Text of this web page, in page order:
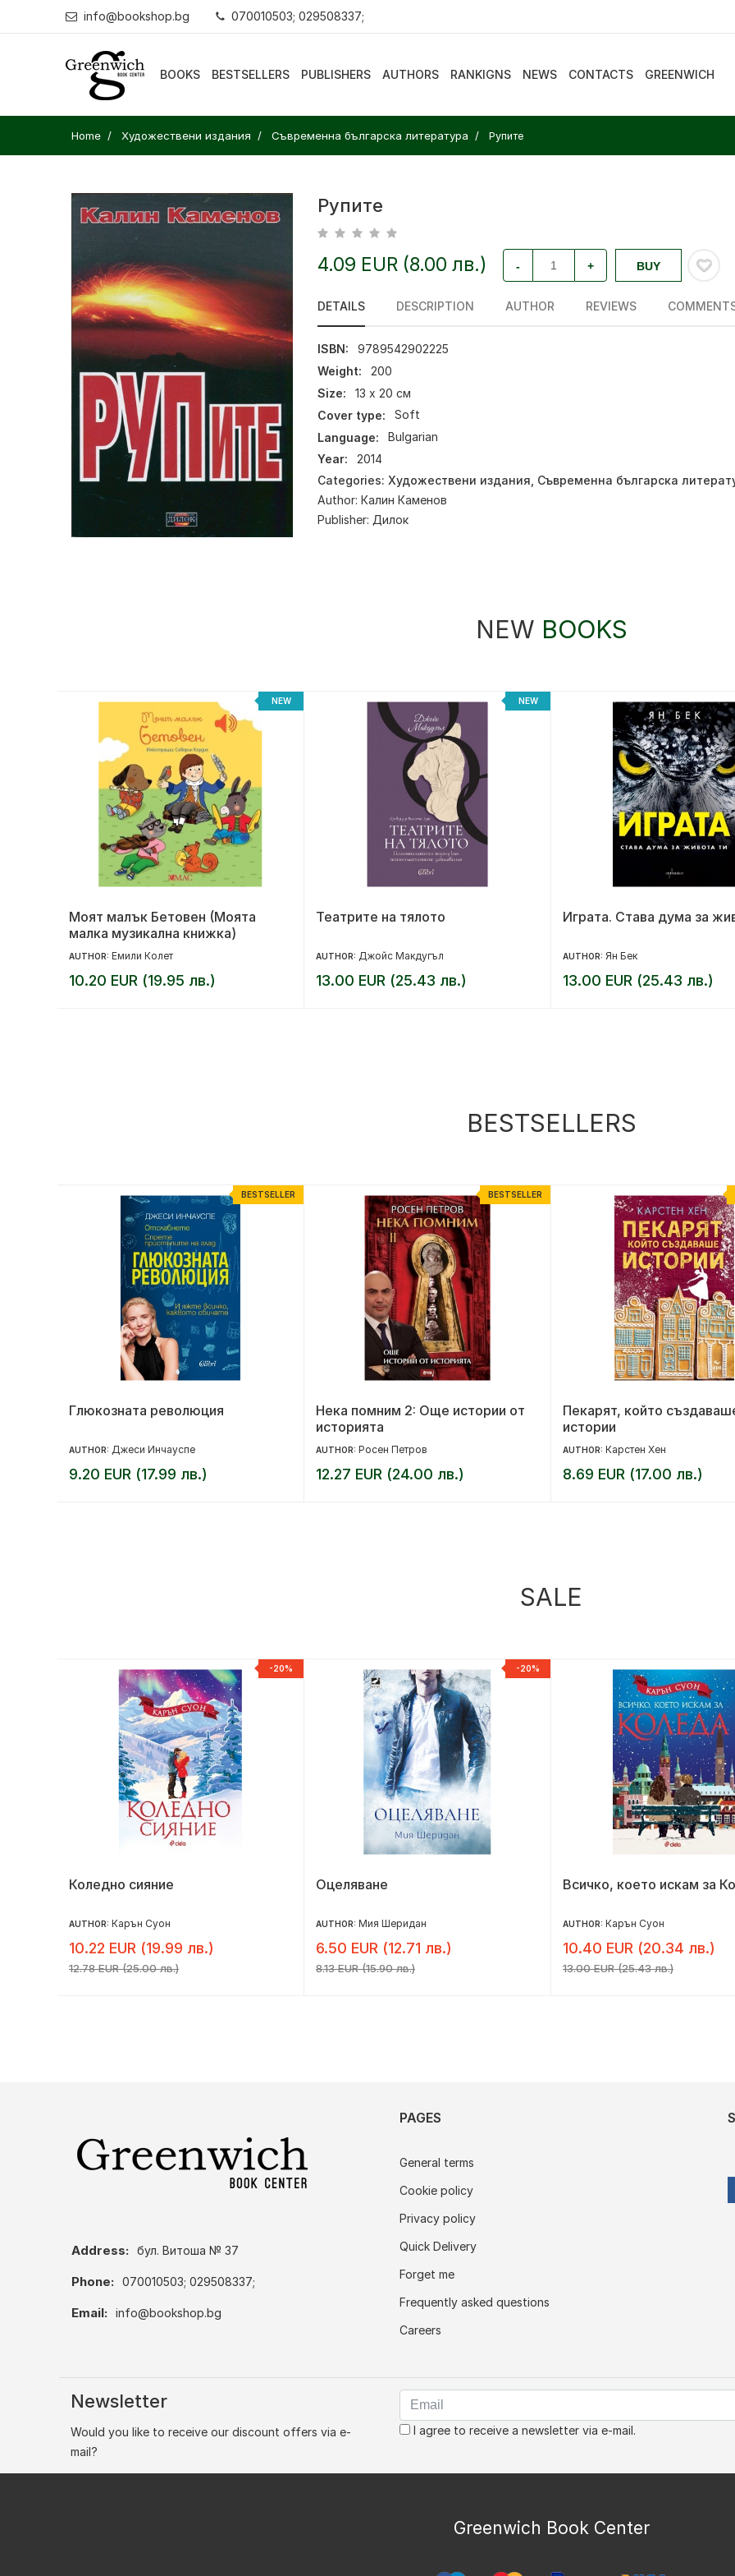
info@bookshop.bg 070010503; 029508337;
BOOKS BESTSELLERS PUBLISHERS AUTHORS RANKIGNS NEWS CONTACTS GREENWICH
Home Художествени издания Съвременна българска литература Рупите
Рупите
4.09 EUR (8.00 лв.) - + BUY
DETAILS DESCRIPTION AUTHOR REVIEWS
ISBN:
9789542902225
Weight:
200
Size:
13 х 20 см
Cover type:
Soft
Language:
Bulgarian
Year:
2014
Categories: Художествени издания Съвременна българска
Author: Калин Каменов
Publisher: Дилок
NEW BOOKS
NEW
Моят малък Бетовен (Моята
малка музикална книжка)
AUTHOR: Емили Колет
10.20 EUR (19.95 лв.)
NEW
Театрите на тялото
AUTHOR: Джойс Макдугъл
13.00 EUR (25.43 лв.)
Играта. Става дума за
AUTHOR: Ян Бек
13.00 EUR (25.43 лв.)
BESTSELLERS
BESTSELLER
Глюкозната революция
AUTHOR: Джеси Инчауспе
9.20 EUR (17.99 лв.)
BESTSELLER
Нека помним 2: Още истории от
историята
AUTHOR: Росен Петров
12.27 EUR (24.00 лв.)
Пекарят, който
истории
AUTHOR: Карстен Хен
8.69 EUR (17.00 лв.)
SALE
-20%
Коледно сияние
AUTHOR: Карън Суон
10.22 EUR (19.99 лв.)
12.78 EUR (25.00 лв.)
-20%
Оцеляване
AUTHOR: Мия Шеридан
6.50 EUR (12.71 лв.)
8.13 EUR (15.90 лв.)
Всичко, което искам за
AUTHOR: Карън Суон
10.40 EUR (20.34 лв.)
13.00 EUR (25.43 лв.)
Address: бул. Витоша № 37
Phone: 070010503; 029508337;
Email: info@bookshop.bg
PAGES
General terms
Cookie policy
Privacy policy
Quick Delivery
Forget me
Frequently asked questions
Careers
Newsletter
Would you like to receive our discount offers via e-
mail?
I agree to receive a newsletter via e-mail.
Greenwich Book Center